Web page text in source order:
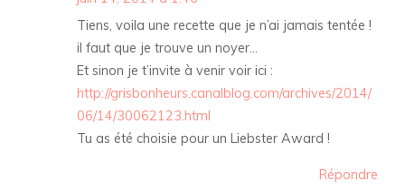
Tiens, voila une recette que je n’ai jamais tentée !
il faut que je trouve un noyer…
Et sinon je t’invite à venir voir ici :
http://grisbonheurs.canalblog.com/archives/2014/
06/14/30062123.html
Tu as été choisie pour un Liebster Award !
Répondre